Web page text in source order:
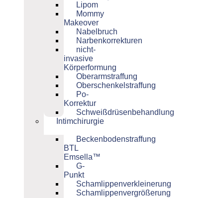
Lipom
Mommy
Makeover
Nabelbruch
Narbenkorrekturen
nicht-
invasive
Körperformung
Oberarmstraffung
Oberschenkelstraffung
Po-
Korrektur
Schweißdrüsenbehandlung
Intimchirurgie
Beckenbodenstraffung
BTL
Emsella™
G-
Punkt
Schamlippenverkleinerung
Schamlippenvergrößerung